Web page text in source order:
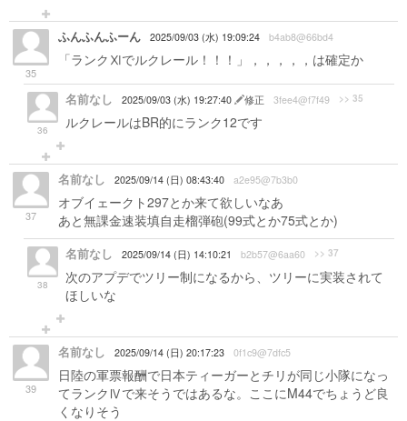
35
ふんふんふーん 2025/09/03 (水) 19:09:24 b4ab8@66bd4
「ランクⅪでルクレール！！！」，，，，，は確定か
36
名前なし 2025/09/03 (水) 19:27:40 修正 3fee4@f7f49 >> 35
ルクレールはBR的にランク12です
37
名前なし 2025/09/14 (日) 08:43:40 a2e95@7b3b0
オブイェークト297とか来て欲しいなあ
あと無課金速装填自走榴弾砲(99式とか75式とか)
38
名前なし 2025/09/14 (日) 14:10:21 b2b57@6aa60 >> 37
次のアプデでツリー制になるから、ツリーに実装されて
ほしいな
39
名前なし 2025/09/14 (日) 20:17:23 0f1c9@7dfc5
日陸の軍票報酬で日本ティーガーとチリが同じ小隊になっ
てランクⅣで来そうではあるな。ここにM44でちょうど良
くなりそう